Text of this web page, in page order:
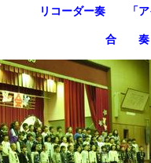
リコーダー奏 「アイ
合 奏 「聖